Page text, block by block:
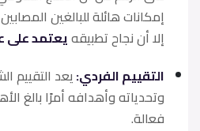
إمكانات هائلة للبالغين
إلا أن نجاح تطبيقهيعتمد على
التقييم الفردي: يعد التقييم
وتحدياته وأهدافه أمرًا بالغ
فعالة.